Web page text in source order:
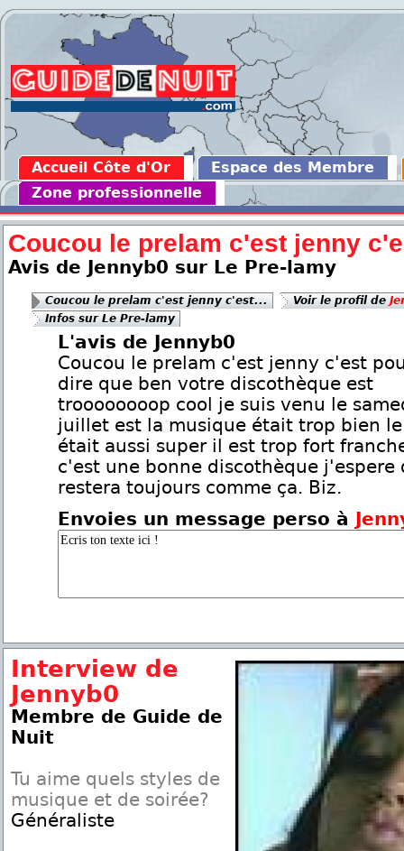
Accueil Côte d'Or
Espace des Membre
Zone professionnelle
Coucou le prelam c'est jenny
Avis de Jennyb0 sur Le Pre-lamy
Coucou le prelam c'est jenny c'est... Voir le profil de
Infos sur Le Pre-lamy
L'avis de Jennyb0
Coucou le prelam c'est jenny c'est
dire que ben votre discothèque est
troooooooop cool je suis venu le
juillet est la musique était trop bien
était aussi super il est trop fort
c'est une bonne discothèque j'espere
restera toujours comme ça. Biz.
Envoies un message perso à
Interview de
Jennyb0
Membre de Guide de
Nuit
Tu aime quels styles de
musique et de soirée?
Généraliste